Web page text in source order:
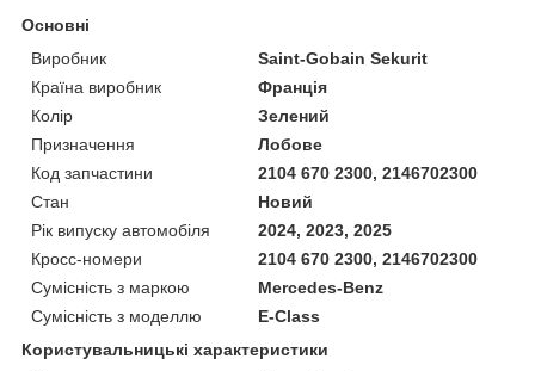
Основні
Виробник
Saint-Gobain Sekurit
Країна виробник
Франція
Колір
Зелений
Призначення
Лобове
Код запчастини
2104 670 2300, 2146702300
Стан
Новий
Рік випуску автомобіля
2024, 2023, 2025
Кросс-номери
2104 670 2300, 2146702300
Сумісність з маркою
Mercedes-Benz
Сумісність з моделлю
E-Class
Користувальницькі характеристики